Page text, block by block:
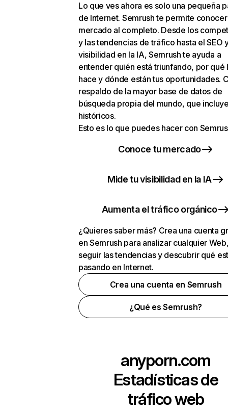
Lo que ves ahora es solo una pequeña
de Internet. Semrush te permite
mercado al completo. Desde los
y las tendencias de tráfico hasta el SEO
visibilidad en la IA, Semrush te ayuda a
entender quién está triunfando, por qué
hace y dónde están tus oportunidades.
respaldo de la mayor base de datos de
búsqueda propia del mundo, que
históricos.
Esto es lo que puedes hacer con
Conoce tu mercado
Mide tu visibilidad en la IA
Aumenta el tráfico orgánico
¿Quieres saber más? Crea una cuenta
en Semrush para analizar cualquier
seguir las tendencias y descubrir qué
pasando en Internet.
Crea una cuenta en Semrush
¿Qué es Semrush?
anyporn.com
Estadísticas de
tráfico web